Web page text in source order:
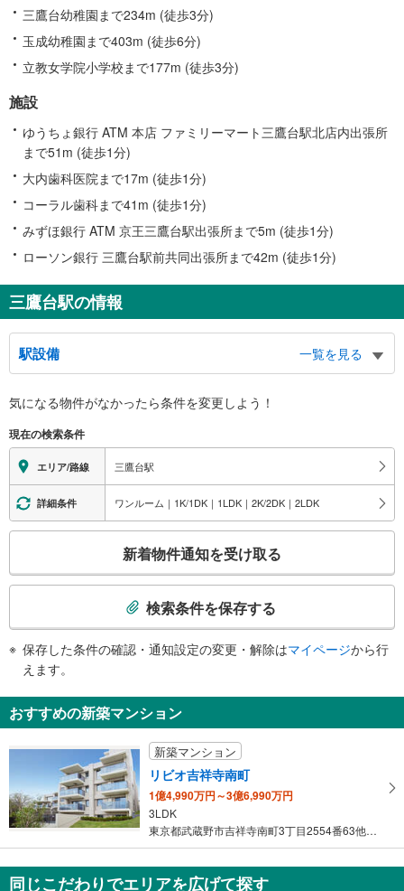
三鷹台幼稚園まで234m (徒歩3分)
玉成幼稚園まで403m (徒歩6分)
立教女学院小学校まで177m (徒歩3分)
施設
ゆうちょ銀行 ATM 本店 ファミリーマート三鷹台駅北店内出張所
まで51m (徒歩1分)
大内歯科医院まで17m (徒歩1分)
コーラル歯科まで41m (徒歩1分)
みずほ銀行 ATM 京王三鷹台駅出張所まで5m (徒歩1分)
ローソン銀行 三鷹台駅前共同出張所まで42m (徒歩1分)
三鷹台駅の情報
駅設備
一覧を見る
※段差なしでの移動経路
地上⇔改札⇔ホーム：○
エレベータ
・各ホーム⇔改札
・改札⇔地上
トイレ
その他
・点字案内（券売機・運賃表・階段手すり）
気になる物件がなかったら条件を変更しよう！
現在の検索条件
エリア/路線 三鷹台駅
詳細条件 ワンルーム｜1K/1DK｜1LDK｜2K/2DK｜2LDK
検
知
を
取
る
・
を
新着物件通知を受け取る
検索条件を保存する
保存した条件の確認・通知設定の変更・解除はマイページから行
えます。
おすすめの新築マンション
新築マンション
リビオ吉祥寺南町
1億4,990万円～3億6,990万円
3LDK
東京都武蔵野市吉祥寺南町3丁目2554番63他（地番）、東京都武…
同じこだわりでエリアを広げて探す